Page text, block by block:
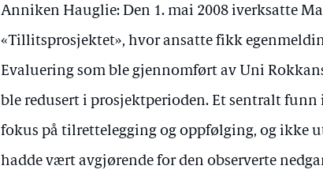
Anniken Hauglie: Den 1. mai 2008 iverksatte
«Tillitsprosjektet», hvor ansatte fikk
Evaluering som ble gjennomført av Uni
ble redusert i prosjektperioden. Et sentralt
fokus på tilrettelegging og oppfølging, og ikke
hadde vært avgjørende for den observerte